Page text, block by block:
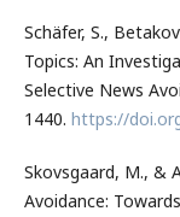
Schäfer, S.,
Topics: An
Selective News
1440. https://
Skovsgaard, M., &
Avoidance: